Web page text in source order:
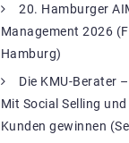
20. Hamburger
Management 2026
Hamburg)
Die KMU-Berater
Mit Social Selling
Kunden gewinnen